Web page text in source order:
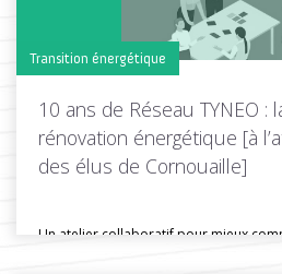
Transition énergétique
10 ans de Réseau TYNEO :
rénovation énergétique [à
des élus de Cornouaille]
Un atelier collaboratif pour mieux